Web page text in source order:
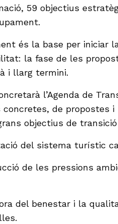
59 objectius
és la base per iniciar
la fase de les
i llarg termini.
l’Agenda de
concretes, de propostes
objectius de transició
del sistema turístic
de les pressions
del benestar i la